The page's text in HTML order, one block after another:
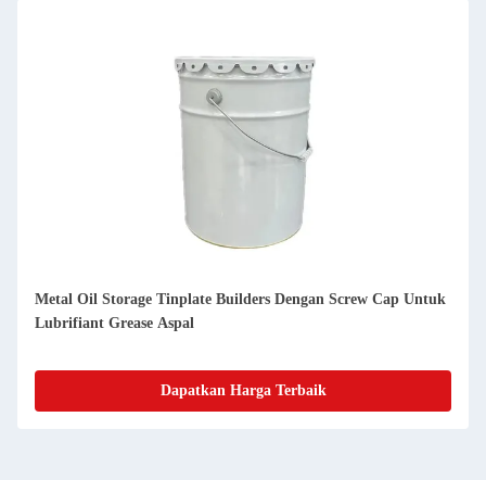
Metal Oil Storage Tinplate Builders Dengan Screw Cap Untuk
Lubrifiant Grease Aspal
Dapatkan Harga Terbaik